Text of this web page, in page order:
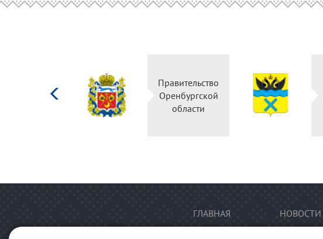
Правительство
Оренбургской
области
ГЛАВНАЯ НОВОСТИ